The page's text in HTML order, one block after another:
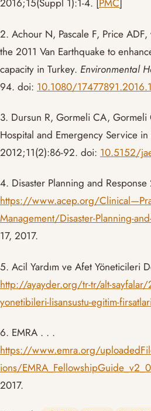
2016;15(Suppl 1):1-4. [ PMC
2. Achour N, Pascale F, Price
the 2011 Van Earthquake to
capacity in Turkey. Environmental
94. doi: 10.1080/
3. Dursun R, Gormeli CA, Gormeli
Hospital and Emergency Service in
2012;11(2):86-92. doi: 10.5152/
4. Disaster Planning and
https://www.acep.org/
Management/Disaster-Planning-
17, 2017.
5. Acil Yardım ve Afet Yöneticileri
http://ayayder.org/tr-tr/alt-sayfalar/
yonetibileri-lisansustu-egitim-firsatlari
6. EMRA . . .
https://www.emra.org/
ions/
2017.